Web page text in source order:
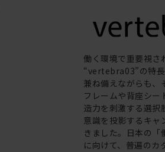
働く環境で重要視さ
“vertebra03”の特長
兼ね備えながらも、
フレームや背座シ
造力を刺激する選択
意識を投影するキ
きました。日本の
に向けて、普遍のカ